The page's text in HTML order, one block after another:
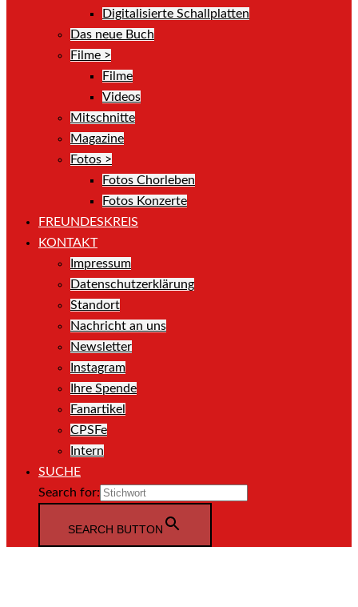
Digitalisierte Schallplatten
Das neue Buch
Filme >
Filme
Videos
Mitschnitte
Magazine
Fotos >
Fotos Chorleben
Fotos Konzerte
FREUNDESKREIS
KONTAKT
Impressum
Datenschutzerklärung
Standort
Nachricht an uns
Newsletter
Instagram
Ihre Spende
Fanartikel
CPSFe
Intern
SUCHE
Search for:
SEARCH BUTTON